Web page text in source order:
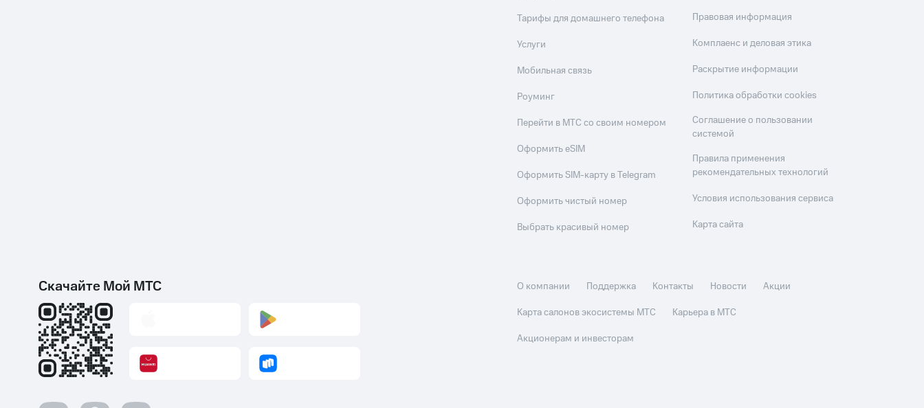
Тарифы для домашнего телефона
Услуги
Мобильная связь
Роуминг
Перейти в МТС со своим номером
Оформить eSIM
Оформить SIM-карту в Telegram
Оформить чистый номер
Выбрать красивый номер
Правовая информация
Комплаенс и деловая этика
Раскрытие информации
Политика обработки cookies
Соглашение о пользовании
системой
Правила применения
рекомендательных технологий
Условия использования сервиса
Карта сайта
Скачайте Мой МТС О компании Поддержка Контакты Новости
Акции
Карта салонов экосистемы МТС
Карьера в МТС
Акционерам и инвесторам